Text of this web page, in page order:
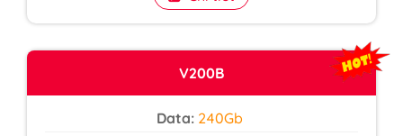
V200B
Data: 240Gb